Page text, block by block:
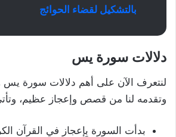
بالتشكيل لقضاء الحوائج
دلالات سورة يس
لنتعرف الآن على أهم دلالات سورة يس
وتقدمه لنا من قصص وإعجاز عظيم،
بدأت السورة بِإعجاز في القرآن